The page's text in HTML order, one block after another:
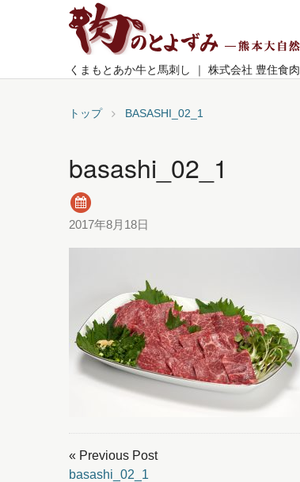
くまもとあか牛と馬刺し ｜ 株式会社 豊住食肉
トップ BASASHI_02_1
basashi_02_1
2017年8月18日
« Previous Post
basashi_02_1